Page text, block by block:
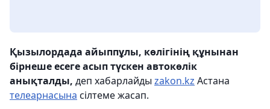
Қызылордада айыппұлы, көлігінің құнынан
бірнеше есеге асып түскен автокөлік
анықталды, деп хабарлайды zakon.kz Астана
телеарнасына сілтеме жасап.